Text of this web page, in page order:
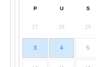
P U S
27 28 29
3 4 5